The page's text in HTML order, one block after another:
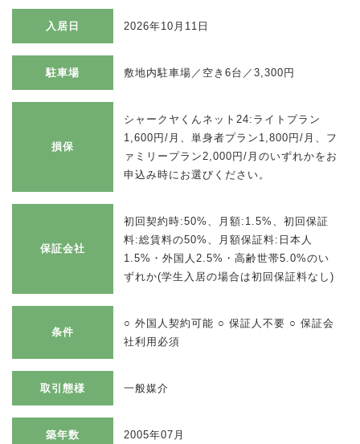
入居日 2026年10月11日
駐車場 敷地内駐車場／空き6台／3,300円
損保
シャークヤくんネット24:ライトプラン
1,600円/月、単身者プラン1,800円/月、フ
ァミリープラン2,000円/月のいずれかをお
申込み時にお選びください。
保証会社
初回契約時:50%、月額:1.5%、初回保証
料:総賃料の50%、月額保証料:日本人
1.5%・外国人2.5%・高齢世帯5.0%のい
ずれか(学生入居の場合は初回保証料なし)
条件
○ 外国人契約可能 ○ 保証人不要 ○ 保証会
社利用必須
取引態様 一般媒介
築年数 2005年07月